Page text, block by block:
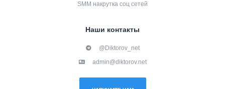
SMM накрутка соц сетей
Наши контакты
@Diktorov_net
admin@diktorov.net